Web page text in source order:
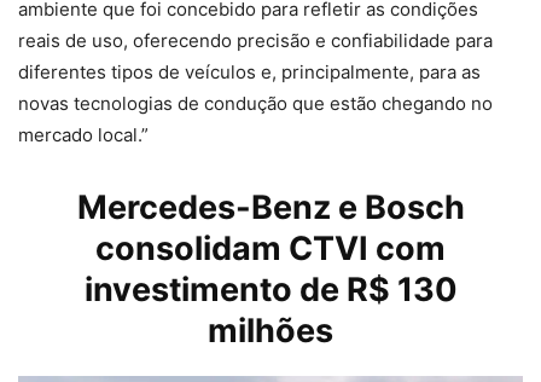
ambiente que foi concebido para refletir as condições
reais de uso, oferecendo precisão e confiabilidade para
diferentes tipos de veículos e, principalmente, para as
novas tecnologias de condução que estão chegando no
mercado local.”
Mercedes-Benz e Bosch
consolidam CTVI com
investimento de R$ 130
milhões